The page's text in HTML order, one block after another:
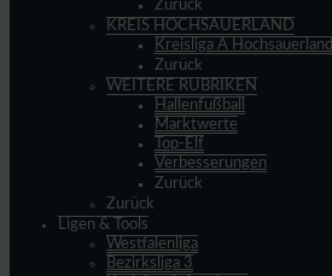
Zurück
KREIS HOCHSAUERLAND
Kreisliga A Hochsauerland
Zurück
WEITERE RUBRIKEN
Hallenfußball
Marktwerte
Top-Elf
Verbesserungen
Zurück
Zurück
Ligen & Tools
Westfalenliga
Bezirksliga 3